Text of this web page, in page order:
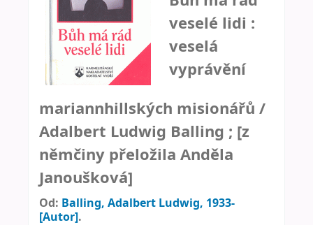
veselé lidi :
veselá
vyprávění
mariannhillských misionářů /
Adalbert Ludwig Balling ; [z
němčiny přeložila Anděla
Janoušková]
Od: Balling, Adalbert Ludwig, 1933-
[Autor].